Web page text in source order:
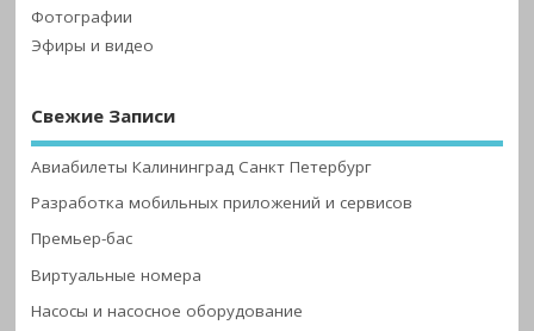
Фотографии
Эфиры и видео
Свежие Записи
Авиабилеты Калининград Санкт Петербург
Разработка мобильных приложений и сервисов
Премьер-бас
Виртуальные номера
Насосы и насосное оборудование